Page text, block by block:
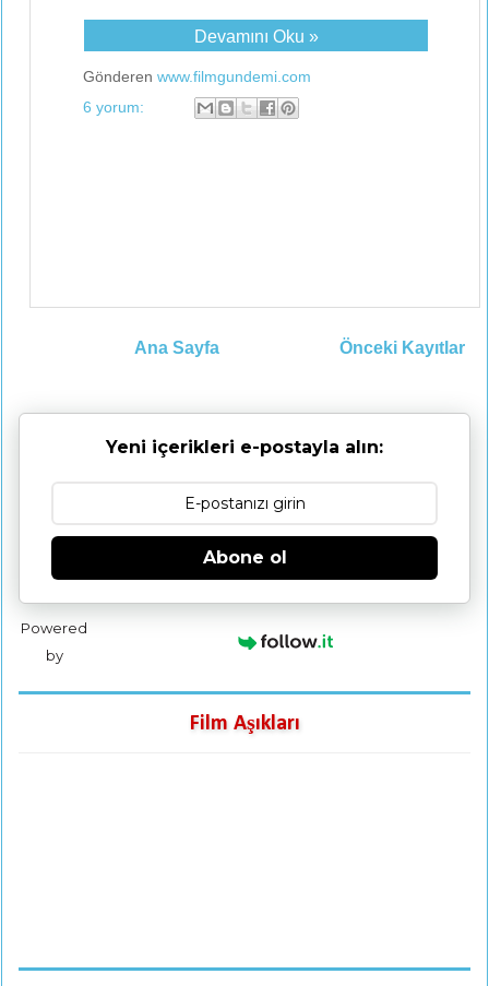
Devamını Oku »
Gönderen www.filmgundemi.com
6 yorum:
Önceki Kayıtlar
Ana Sayfa
Yeni içerikleri e-postayla alın:
Abone ol
Powered
by
Film Aşıkları